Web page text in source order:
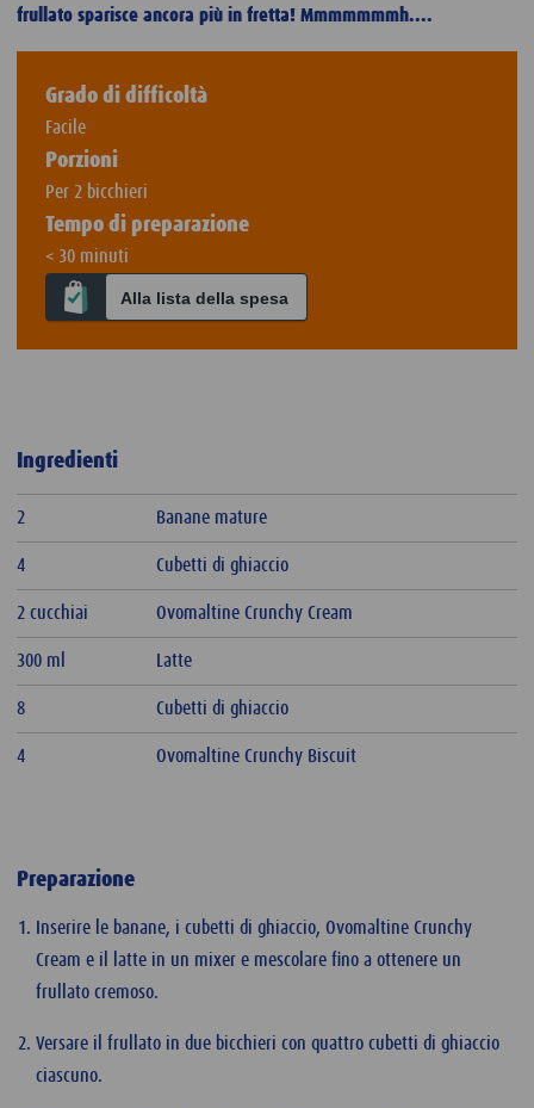
frullato sparisce ancora più in fretta! Mmmmmmmh....
Grado di difficoltà
Facile
Porzioni
Per 2 bicchieri
Tempo di preparazione
< 30 minuti
Alla lista della spesa
Ingredienti
2 Banane mature
4 Cubetti di ghiaccio
2 cucchiai Ovomaltine Crunchy Cream
300 ml Latte
8 Cubetti di ghiaccio
4 Ovomaltine Crunchy Biscuit
Preparazione
Inserire le banane, i cubetti di ghiaccio, Ovomaltine Crunchy
Cream e il latte in un mixer e mescolare fino a ottenere un
frullato cremoso.
Versare il frullato in due bicchieri con quattro cubetti di ghiaccio
ciascuno.